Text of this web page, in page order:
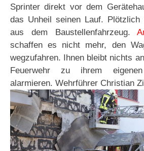
Sprinter direkt vor dem
das Unheil seinen Lauf. Plötzlich
aus dem Baustellenfahrzeug.
schaffen es nicht mehr, den
wegzufahren. Ihnen bleibt nichts
Feuerwehr zu ihrem
alarmieren. Wehrführer Christian